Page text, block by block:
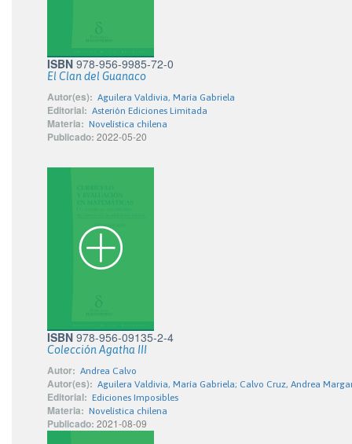
ISBN 978-956-9985-72-0
El Clan del Guanaco
Autor(es): Aguilera Valdivia, María Gabriela
Editorial: Asterión Ediciones Limitada
Materia: Novelística chilena
Publicado: 2022-05-20
ISBN 978-956-09135-2-4
Colección Agatha III
Autor: Andrea Calvo
Autor(es): Aguilera Valdivia, María Gabriela; Calvo Cruz, Andrea
Editorial: Ediciones Imposibles
Materia: Novelística chilena
Publicado: 2021-08-09